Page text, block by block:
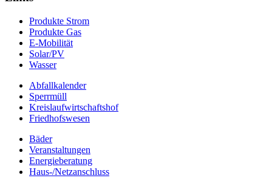
Produkte Strom
Produkte Gas
E-Mobilität
Solar/PV
Wasser
Abfallkalender
Sperrmüll
Kreislaufwirtschaftshof
Friedhofswesen
Bäder
Veranstaltungen
Energieberatung
Haus-/Netzanschluss